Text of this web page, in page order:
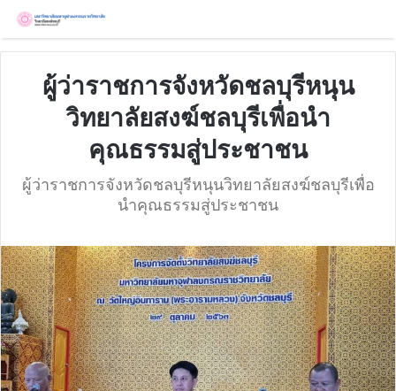
ผู้ว่าราชการจังหวัดชลบุรีหนุน
วิทยาลัยสงฆ์ชลบุรีเพื่อนำ
คุณธรรมสู่ประชาชน
ผู้ว่าราชการจังหวัดชลบุรีหนุนวิทยาลัยสงฆ์ชลบุรีเพื่อ
นำคุณธรรมสู่ประชาชน